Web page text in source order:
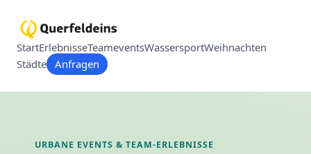
StartErlebnisseTeameventsWassersportWeihnachten
Städte Anfragen
URBANE EVENTS & TEAM-ERLEBNISSE